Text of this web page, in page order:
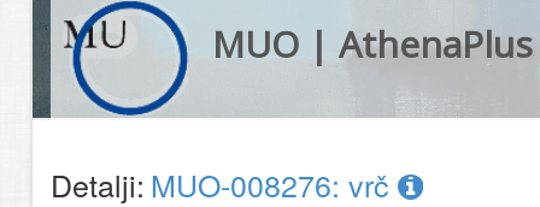
MUO | AthenaPlus
Detalji: MUO-008276: vrč